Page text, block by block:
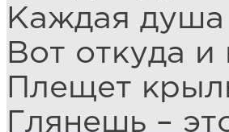
Каждая душа
Вот откуда и
Плещет
Глянешь –